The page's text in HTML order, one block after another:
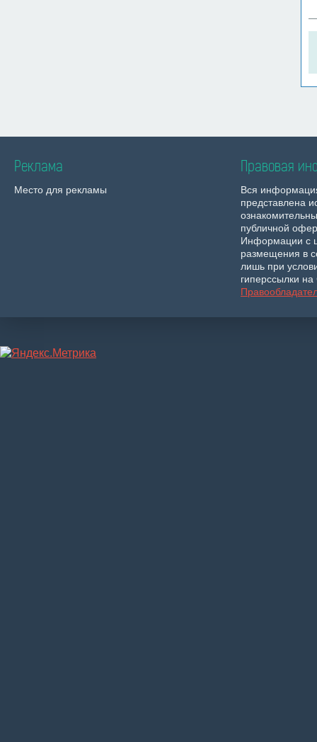
Реклама
Место для рекламы
Правовая
Вся
представлена
публичной
Информации с
размещения в
лишь при
гиперссылки на